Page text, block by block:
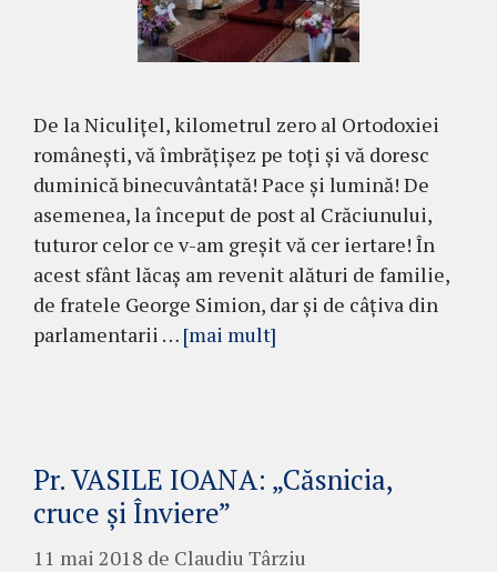
De la Niculițel, kilometrul zero al Ortodoxiei
românești, vă îmbrățișez pe toți și vă doresc
duminică binecuvântată! Pace și lumină! De
asemenea, la început de post al Crăciunului,
tuturor celor ce v-am greșit vă cer iertare! În
acest sfânt lăcaș am revenit alături de familie,
de fratele George Simion, dar și de câțiva din
parlamentarii … [mai mult]
Pr. VASILE IOANA: „Căsnicia,
cruce şi Înviere”
11 mai 2018 de Claudiu Târziu